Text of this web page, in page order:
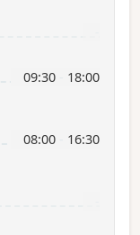
09:30 18:00
08:00 16:30